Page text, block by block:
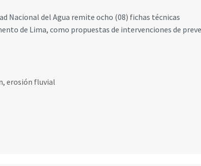
Nacional del Agua remite ocho (08) fichas técnicas
de Lima, como propuestas de intervenciones de
, erosión fluvial